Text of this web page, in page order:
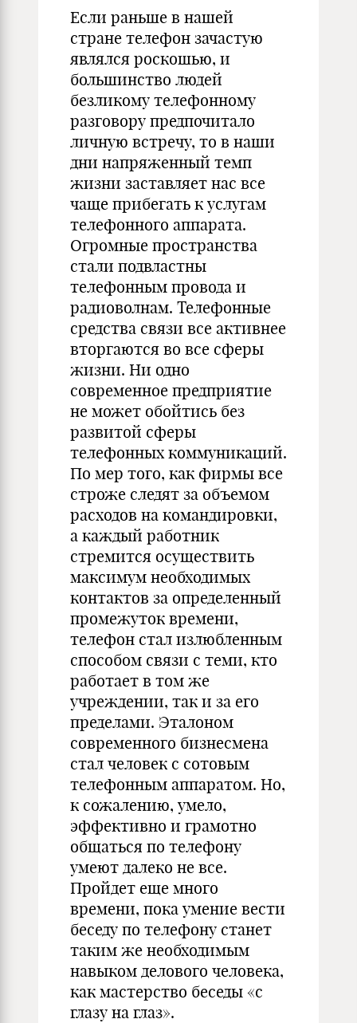
Если раньше в нашей
стране телефон зачастую
являлся роскошью, и
большинство людей
безликому телефонному
разговору предпочитало
личную встречу, то в наши
дни напряженный темп
жизни заставляет нас все
чаще прибегать к услугам
телефонного аппарата.
Огромные пространства
стали подвластны
телефонным провода и
радиоволнам. Телефонные
средства связи все активнее
вторгаются во все сферы
жизни. Ни одно
современное предприятие
не может обойтись без
развитой сферы
телефонных коммуникаций.
По мер того, как фирмы все
строже следят за объемом
расходов на командировки,
а каждый работник
стремится осуществить
максимум необходимых
контактов за определенный
промежуток времени,
телефон стал излюбленным
способом связи с теми, кто
работает в том же
учреждении, так и за его
пределами. Эталоном
современного бизнесмена
стал человек с сотовым
телефонным аппаратом. Но,
к сожалению, умело,
эффективно и грамотно
общаться по телефону
умеют далеко не все.
Пройдет еще много
времени, пока умение вести
беседу по телефону станет
таким же необходимым
навыком делового человека,
как мастерство беседы «с
глазу на глаз».